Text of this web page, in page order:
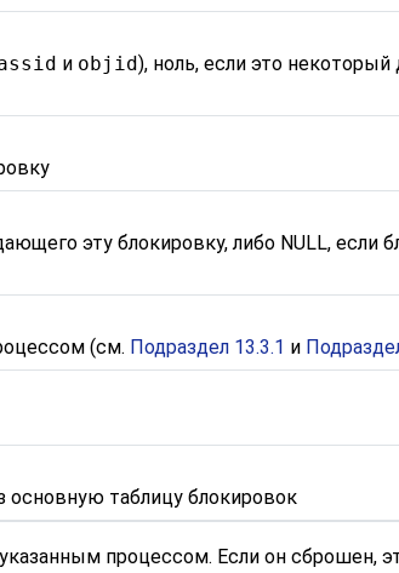
и objid), ноль, если это некоторый
эту блокировку, либо NULL, если
(см. Подраздел 13.3.1 и
основную таблицу блокировок
процессом. Если он сброшен,